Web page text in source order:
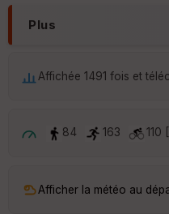
Plus
Affichée 1491 fois et
84 163 110 [
Afficher la météo au